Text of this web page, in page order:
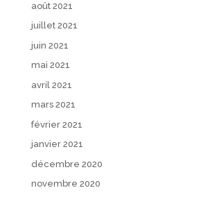
août 2021
juillet 2021
juin 2021
mai 2021
avril 2021
mars 2021
février 2021
janvier 2021
décembre 2020
novembre 2020